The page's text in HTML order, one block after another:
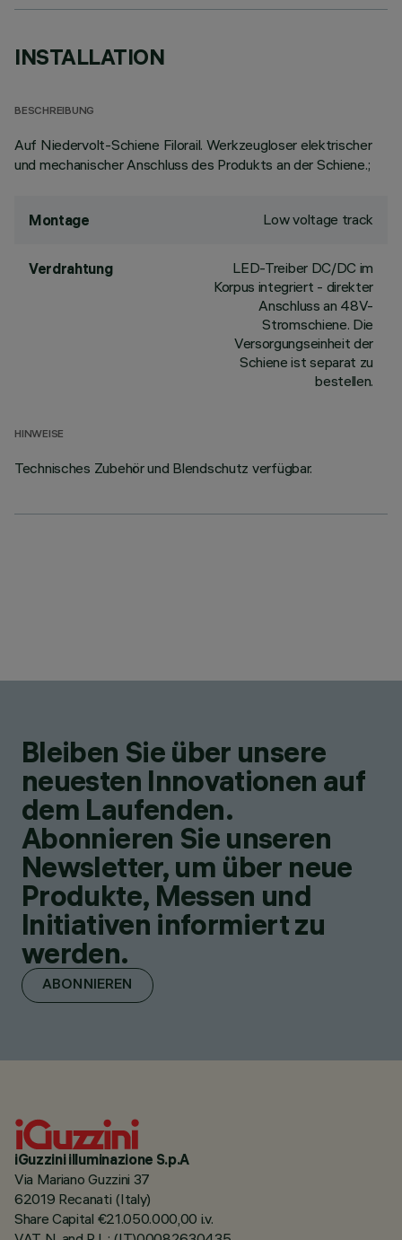
INSTALLATION
BESCHREIBUNG
Auf Niedervolt-Schiene Filorail. Werkzeugloser elektrischer
und mechanischer Anschluss des Produkts an der Schiene.;
Montage Low voltage track
Verdrahtung
LED-Treiber DC/DC im
Korpus integriert - direkter
Anschluss an 48V-
Stromschiene. Die
Versorgungseinheit der
Schiene ist separat zu
bestellen.
HINWEISE
Technisches Zubehör und Blendschutz verfügbar.
Bleiben Sie über unsere
neuesten Innovationen auf
dem Laufenden.
Abonnieren Sie unseren
Newsletter, um über neue
Produkte, Messen und
Initiativen informiert zu
werden.
ABONNIEREN
iGuzzini illuminazione S.p.A
Via Mariano Guzzini 37
62019 Recanati (Italy)
Share Capital €21.050.000,00 i.v.